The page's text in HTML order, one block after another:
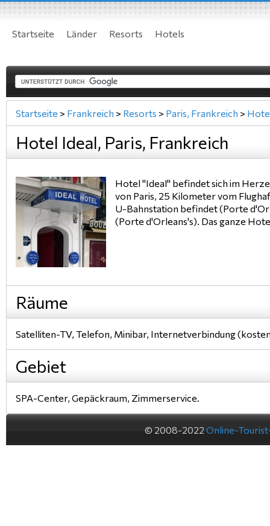
Startseite Länder Resorts Hotels
Startseite > Frankreich > Resorts > Paris, Frankreich >
Hotel Ideal, Paris, Frankreich
Hotel "Ideal" befindet sich im
von Paris, 25 Kilometer vom
U-Bahnstation befindet (Porte
(Porte d'Orleans's). Das ganze
Räume
Satelliten-TV, Telefon, Minibar, Internetverbindung
Gebiet
SPA-Center, Gepäckraum, Zimmerservice.
© 2008-2022 Online-